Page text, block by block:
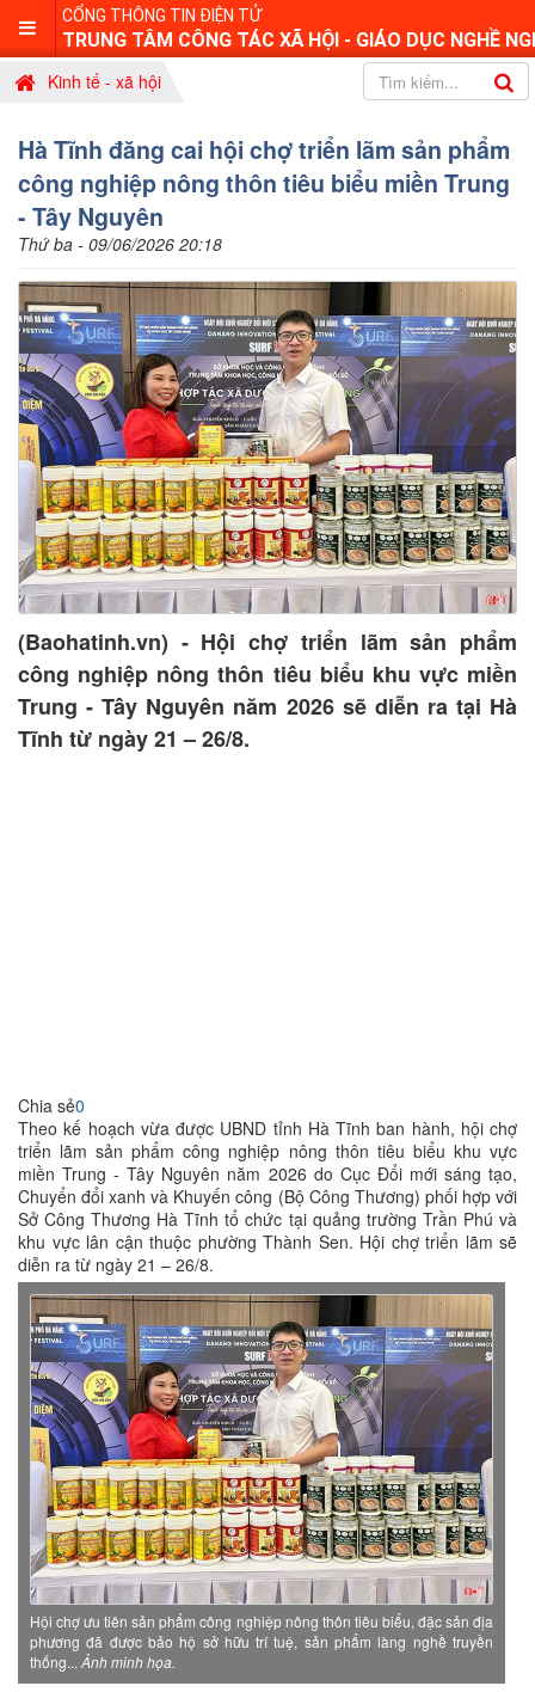
CỔNG THÔNG TIN ĐIỆN TỬ
TRUNG TÂM CÔNG TÁC XÃ HỘI - GIÁO DỤC NGHỀ
Kinh tế - xã hội
Hà Tĩnh đăng cai hội chợ triển lãm sản phẩm
công nghiệp nông thôn tiêu biểu miền Trung
- Tây Nguyên
Thứ ba - 09/06/2026 20:18
(Baohatinh.vn) - Hội chợ triển lãm sản phẩm
công nghiệp nông thôn tiêu biểu khu vực miền
Trung - Tây Nguyên năm 2026 sẽ diễn ra tại Hà
Tĩnh từ ngày 21 – 26/8.
Chia sẻ0
Theo kế hoạch vừa được UBND tỉnh Hà Tĩnh ban hành, hội chợ
triển lãm sản phẩm công nghiệp nông thôn tiêu biểu khu vực
miền Trung - Tây Nguyên năm 2026 do Cục Đổi mới sáng tạo,
Chuyển đổi xanh và Khuyến công (Bộ Công Thương) phối hợp với
Sở Công Thương Hà Tĩnh tổ chức tại quảng trường Trần Phú và
khu vực lân cận thuộc phường Thành Sen. Hội chợ triển lãm sẽ
diễn ra từ ngày 21 – 26/8.
Hội chợ ưu tiên sản phẩm công nghiệp nông thôn tiêu biểu, đặc sản địa
phương đã được bảo hộ sở hữu trí tuệ, sản phẩm làng nghề truyền
thống... Ảnh minh họa.